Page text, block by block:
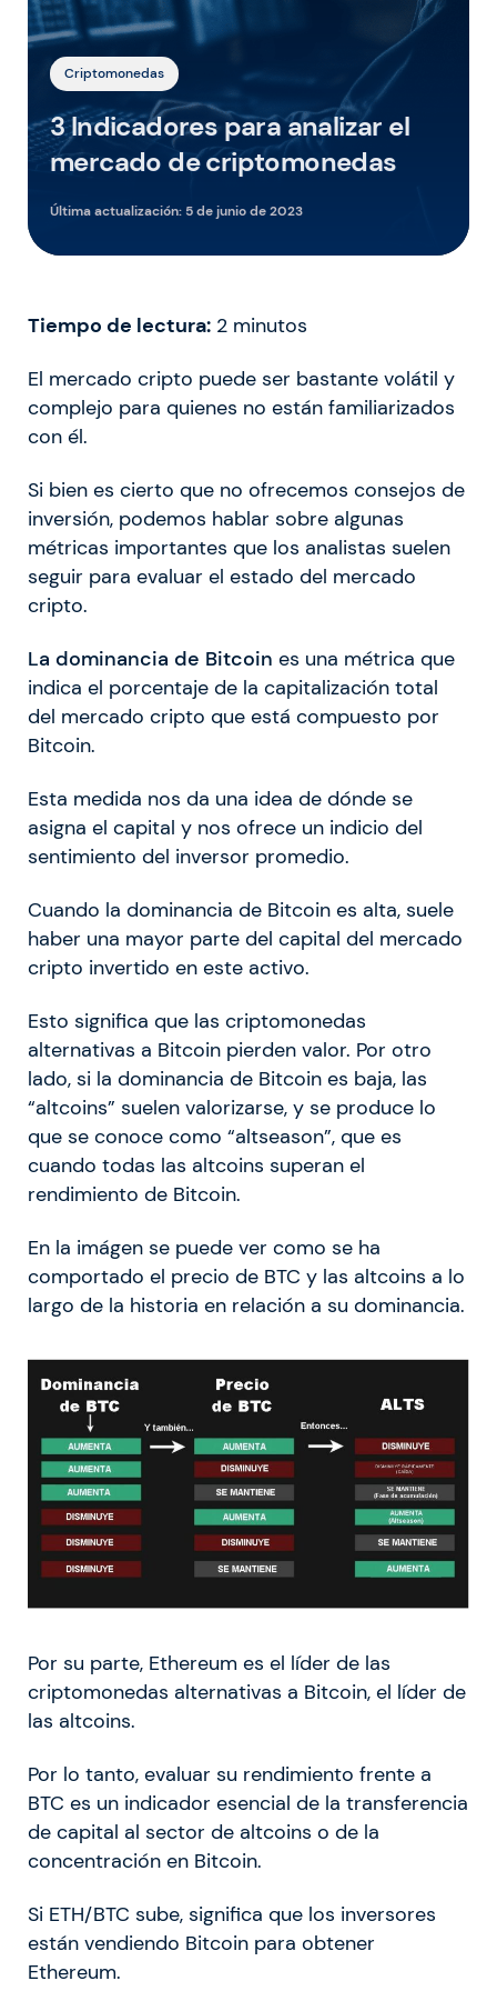
Criptomonedas
3 Indicadores para analizar el
mercado de criptomonedas
Última actualización: 5 de junio de 2023
Tiempo de lectura: 2 minutos
El mercado cripto puede ser bastante volátil y
complejo para quienes no están familiarizados
con él.
Si bien es cierto que no ofrecemos consejos de
inversión, podemos hablar sobre algunas
métricas importantes que los analistas suelen
seguir para evaluar el estado del mercado
cripto.
La dominancia de Bitcoin es una métrica que
indica el porcentaje de la capitalización total
del mercado cripto que está compuesto por
Bitcoin.
Esta medida nos da una idea de dónde se
asigna el capital y nos ofrece un indicio del
sentimiento del inversor promedio.
Cuando la dominancia de Bitcoin es alta, suele
haber una mayor parte del capital del mercado
cripto invertido en este activo.
Esto significa que las criptomonedas
alternativas a Bitcoin pierden valor. Por otro
lado, si la dominancia de Bitcoin es baja, las
“altcoins” suelen valorizarse, y se produce lo
que se conoce como “altseason”, que es
cuando todas las altcoins superan el
rendimiento de Bitcoin.
En la imágen se puede ver como se ha
comportado el precio de BTC y las altcoins a lo
largo de la historia en relación a su dominancia.
Por su parte, Ethereum es el líder de las
criptomonedas alternativas a Bitcoin, el líder de
las altcoins.
Por lo tanto, evaluar su rendimiento frente a
BTC es un indicador esencial de la transferencia
de capital al sector de altcoins o de la
concentración en Bitcoin.
Si ETH/BTC sube, significa que los inversores
están vendiendo Bitcoin para obtener
Ethereum.